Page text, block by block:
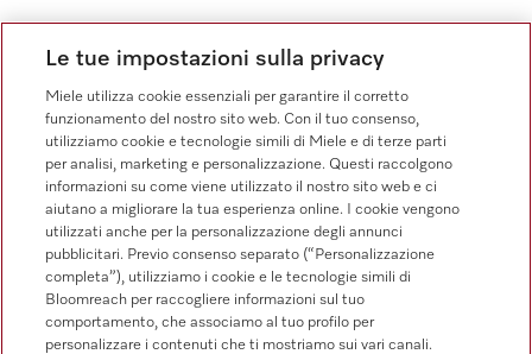
Le tue impostazioni sulla privacy
Miele utilizza cookie essenziali per garantire il corretto
funzionamento del nostro sito web. Con il tuo consenso,
utilizziamo cookie e tecnologie simili di Miele e di terze parti
per analisi, marketing e personalizzazione. Questi raccolgono
informazioni su come viene utilizzato il nostro sito web e ci
aiutano a migliorare la tua esperienza online. I cookie vengono
utilizzati anche per la personalizzazione degli annunci
pubblicitari. Previo consenso separato (“Personalizzazione
completa”), utilizziamo i cookie e le tecnologie simili di
Bloomreach per raccogliere informazioni sul tuo
comportamento, che associamo al tuo profilo per
personalizzare i contenuti che ti mostriamo sui vari canali.